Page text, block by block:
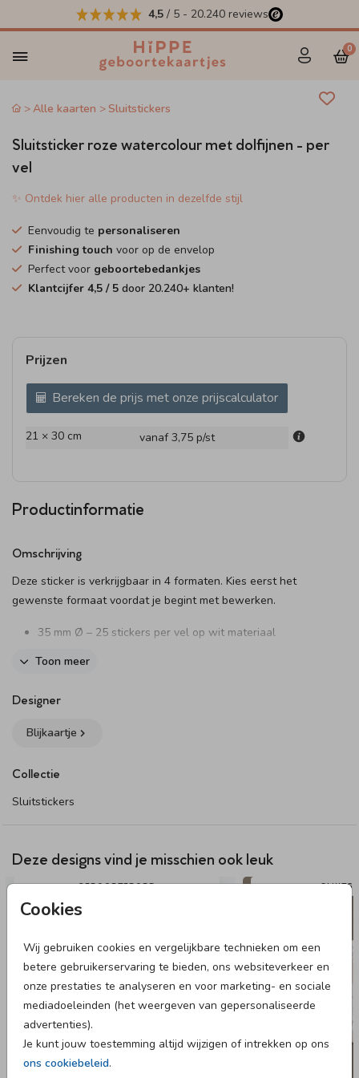
4,5 / 5 - 20.240 reviews
0
Cookies
Wij gebruiken cookies en vergelijkbare technieken om een
betere gebruikerservaring te bieden, ons websiteverkeer en
onze prestaties te analyseren en voor marketing- en sociale
mediadoeleinden (het weergeven van gepersonaliseerde
advertenties).
Je kunt jouw toestemming altijd wijzigen of intrekken op ons
ons cookiebeleid.
Alle kaarten Sluitstickers
Sluitsticker roze watercolour met dolfijnen - per
vel
✨ Ontdek hier alle producten in dezelfde stijl
Eenvoudig te personaliseren
Finishing touch voor op de envelop
Perfect voor geboortebedankjes
Klantcijfer 4,5 / 5 door 20.240+ klanten!
Prijzen
Bereken de prijs met onze prijscalculator
21 × 30 cm vanaf 3,75 p/st
Productinformatie
Omschrijving
Deze sticker is verkrijgbaar in 4 formaten. Kies eerst het
gewenste formaat voordat je begint met bewerken.
35 mm Ø – 25 stickers per vel op wit materiaal
59 mm Ø – 12 stickers per vel (optioneel met folie)
83 mm Ø – 6 stickers per vel (optioneel met folie)
geboortekaartje. Maak de envelop compleet met deze
prachtige sticker. Op het ontwerp zie je twee dolfijnen, een
Toon meer
Designer
Blijkaartje
Collectie
Sluitstickers
Deze designs vind je misschien ook leuk
GEBOORTEBORD